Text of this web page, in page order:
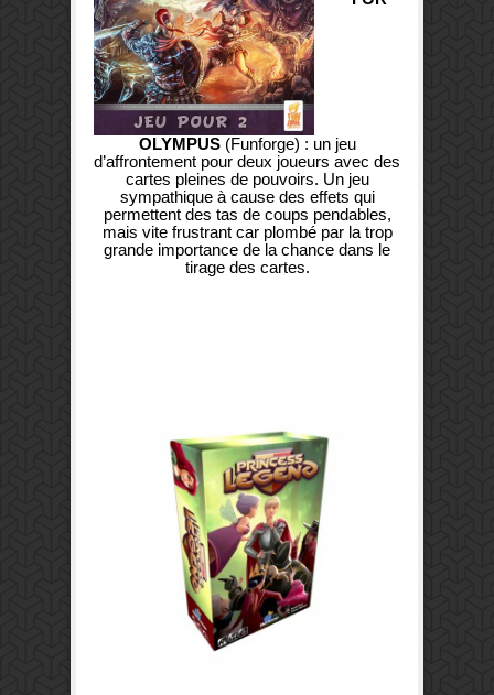
OLYMPUS(Funforge) : un jeu
d’affrontement pour deux joueurs avec des
cartes pleines de pouvoirs. Un jeu
sympathique à cause des effets qui
permettent des tas de coups pendables,
mais vite frustrant car plombé par la trop
grande importance de la chance dans le
tirage des cartes.